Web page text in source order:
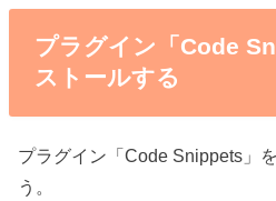
プラグイン「Code
ストールする
プラグイン「Code Snippets」
う。